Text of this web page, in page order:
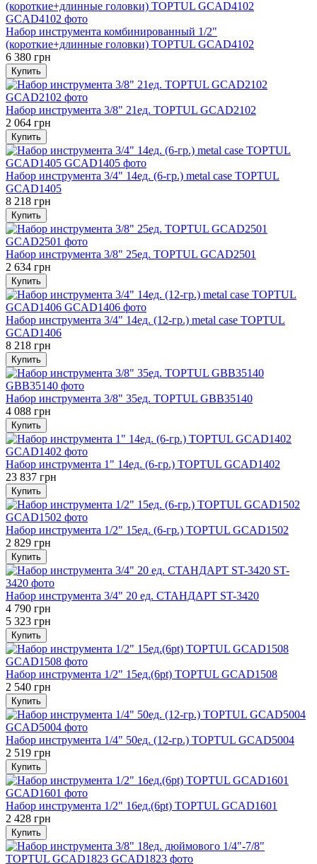
Набор инструмента комбинированный 1/2"
(короткие+длинные головки) TOPTUL GCAD4102
6 380 грн
Купить
Набор инструмента 3/8" 21ед. TOPTUL GCAD2102
2 064 грн
Купить
Набор инструмента 3/4" 14ед. (6-гр.) metal case TOPTUL
GCAD1405
8 218 грн
Купить
Набор инструмента 3/8" 25ед. TOPTUL GCAD2501
2 634 грн
Купить
Набор инструмента 3/4" 14ед. (12-гр.) metal case TOPTUL
GCAD1406
8 218 грн
Купить
Набор инструмента 3/8" 35ед. TOPTUL GBB35140
4 088 грн
Купить
Набор инструмента 1" 14ед. (6-гр.) TOPTUL GCAD1402
23 837 грн
Купить
Набор инструмента 1/2" 15ед. (6-гр.) TOPTUL GCAD1502
2 829 грн
Купить
Набор инструмента 3/4" 20 ед. СТАНДАРТ ST-3420
4 790 грн
5 323 грн
Купить
Набор инструмента 1/2" 15ед.(6pt) TOPTUL GCAD1508
2 540 грн
Купить
Набор инструмента 1/4" 50ед. (12-гр.) TOPTUL GCAD5004
2 519 грн
Купить
Набор инструмента 1/2" 16ед.(6pt) TOPTUL GCAD1601
2 428 грн
Купить